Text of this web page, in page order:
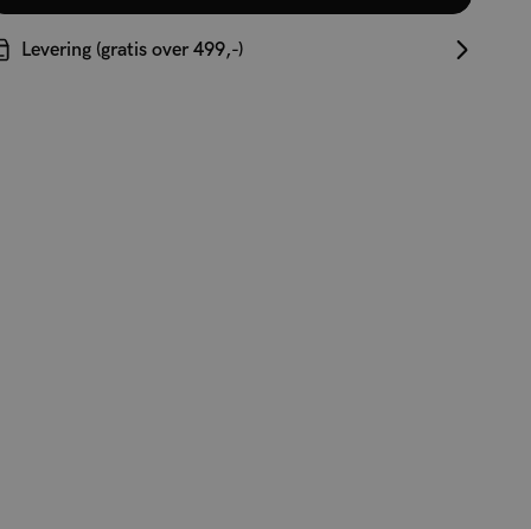
Levering (gratis over 499,-)